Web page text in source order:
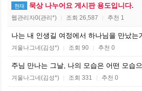
현재 묵상 나누어요 게시판 용도입니다.
웹관리자0(관리*) | 조회 26,587 | 추천 1
나는 내 인생길 여정에서 하나님을 만났는
겨울나그네(김성*) | 조회 90 | 추천 0
주님 만나는 그날, 나의 모습은 어떤 모습
겨울나그네(김성*) | 조회 331 | 추천 0